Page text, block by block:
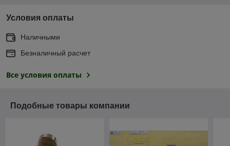
Условия оплаты
Наличными
Безналичный расчет
Все условия оплаты
Подобные товары компании